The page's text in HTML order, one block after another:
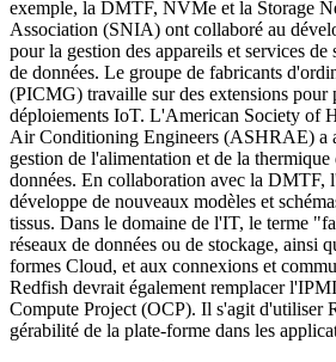
exemple, la DMTF, NVMe et la Storage
Association (SNIA) ont collaboré au
pour la gestion des appareils et services de
de données. Le groupe de fabricants
(PICMG) travaille sur des extensions pour
déploiements IoT. L'American Society of
Air Conditioning Engineers (ASHRAE) a
gestion de l'alimentation et de la thermique
données. En collaboration avec la DMTF,
développe de nouveaux modèles et
tissus. Dans le domaine de l'IT, le terme
réseaux de données ou de stockage, ainsi
formes Cloud, et aux connexions et
Redfish devrait également remplacer
Compute Project (OCP). Il s'agit d'utiliser
gérabilité de la plate-forme dans les